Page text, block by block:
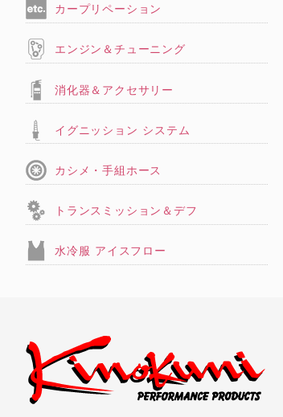
カープリペーション
エンジン＆チューニング
消化器＆アクセサリー
イグニッション システム
カシメ・手組ホース
トランスミッション＆デフ
水冷服 アイスフロー